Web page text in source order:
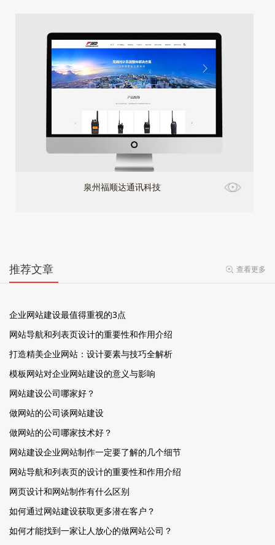
泉州福顺达通讯科技
推荐文章 查看更多
企业网站建设最值得重视的3点
网站导航和列表页设计的重要性和作用介绍
打造精美企业网站：设计要素与技巧全解析
模板网站对企业网站建设的意义与影响
网站建设公司哪家好？
做网站的公司谈网站建设
做网站的公司哪家技术好？
网站建设企业网站制作一定要了解的几个细节
网站导航和列表页的设计的重要性和作用介绍
网页设计和网站制作有什么区别
如何通过网站建设获取更多潜在客户？
如何才能找到一家让人放心的做网站公司？